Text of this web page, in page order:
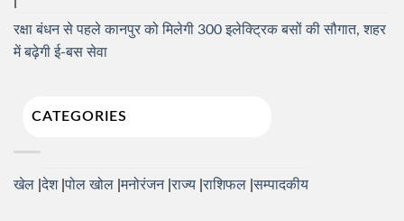
रक्षा बंधन से पहले कानपुर को मिलेगी 300 इलेक्ट्रिक बसों की सौगात, शहर
में बढ़ेगी ई-बस सेवा
CATEGORIES
खेल देश पोल खोल मनोरंजन राज्य राशिफल सम्पादकीय